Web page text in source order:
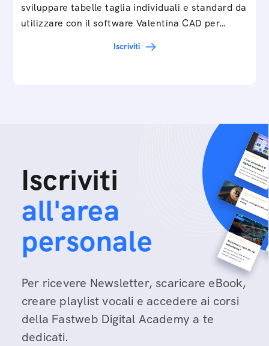
sviluppare tabelle taglia individuali e standard da
utilizzare con il software Valentina CAD per…
Iscriviti
Iscriviti
all'area
personale
Per ricevere Newsletter, scaricare eBook,
creare playlist vocali e accedere ai corsi
della Fastweb Digital Academy a te
dedicati.